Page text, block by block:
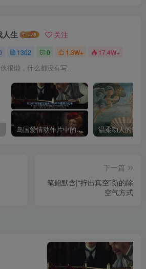
人生 关注
1302 0 1.3W+ 17.4W+
很懒，什么都没有写...
岛国爱情动作片中的AV棒到底有多猛？成人用品震动棒的发展史！
下一篇
笔鲍默含|“拧出真空”新的除
空气方式